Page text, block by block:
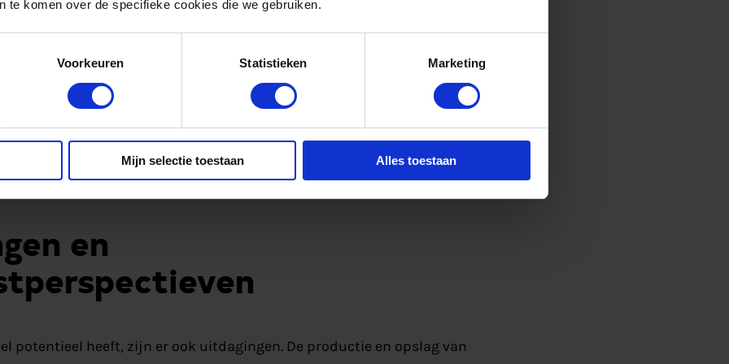
te komen over de specifieke cookies die we gebruiken.
Voorkeuren Statistieken Marketing
Mijn selectie toestaan Alles toestaan
als ‘batterij’ – energieopslag en dus voor balans in het
zorgen. dit voorkomt netcongestie. Ook heeft
waterstof als voordeel dat
is en kan het zorgen voor
energie-onafhankelijkheid, omdat je
andere landen hoeft te importeren. Ten slottebiedt het kansen in
limieten bestaan. Denk bijvoorbeeld aan zwaar vervoer dat geen
op waterstof werkt.
en
potentieel heeft, zijn er ook uitdagingen. De productie en opslag van